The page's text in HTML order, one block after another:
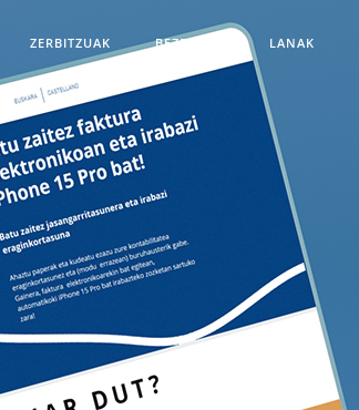
ZERBITZUAK BEZEROAK LANAK